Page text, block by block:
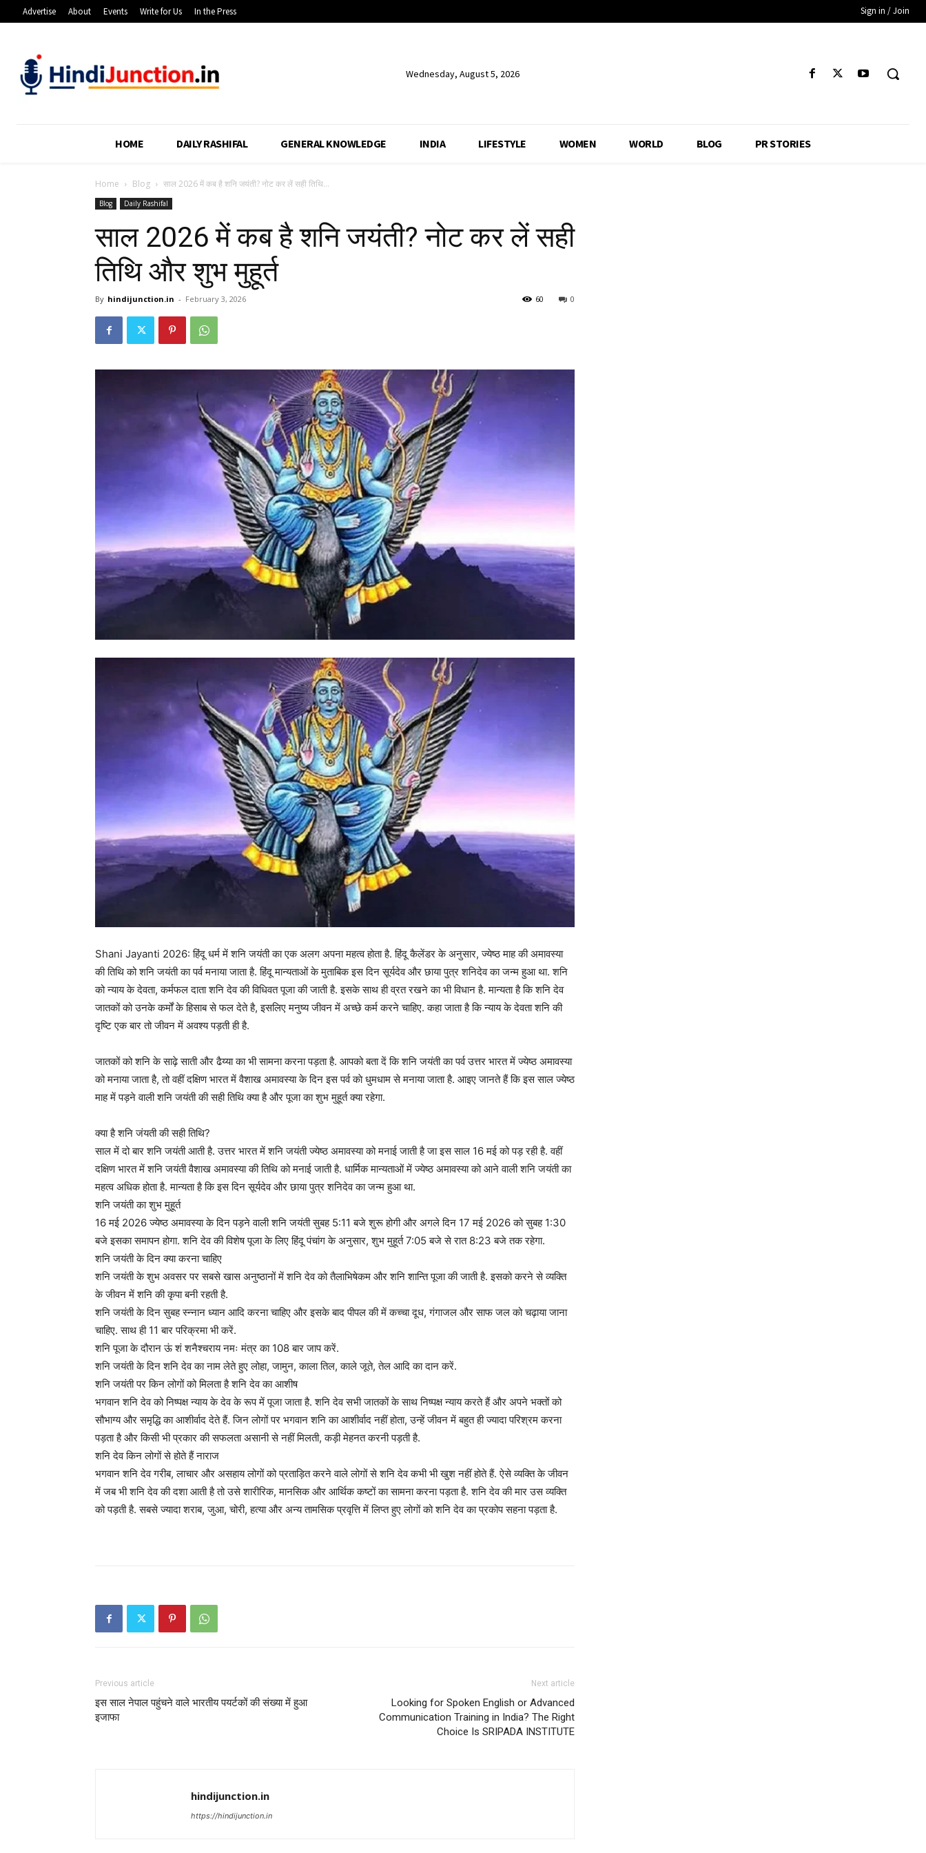
Advertise About Events Write for Us In the Press Sign in / Join
Wednesday, August 5, 2026
HOME DAILY RASHIFAL GENERAL KNOWLEDGE INDIA LIFESTYLE WOMEN WORLD BLOG PR STORIES
Home Blog साल 2026 में कब है शनि जयंती? नोट कर लें सही तिथि...
Blog Daily Rashifal
साल 2026 में कब है शनि जयंती? नोट कर लें सही
तिथि और शुभ मु‍हूर्त
By hindijunction.in - February 3, 2026 0
60
Shani Jayanti 2026: हिंदू धर्म में शनि जयंती का एक अलग अपना महत्व होता है. हिंदू कैलेंडर के अनुसार, ज्येष्ठ माह की अमावस्‍या
की तिथि को शनि जयंती का पर्व मनाया जाता है. हिंदू मान्‍यताओं के मुताबिक इस दिन सूर्यदेव और छाया पुत्र शनिदेव का जन्‍म हुआ था. शनि
को न्‍याय के देवता, कर्मफल दाता शनि देव की विधिवत पूजा की जाती है. इसके साथ ही व्रत रखने का भी विधान है. मान्‍यता है कि शनि देव
जातकों को उनके कर्मों के हिसाब से फल देते है, इसलिए मनुष्‍य जीवन में अच्‍छे कर्म करने चाहिए. कहा जाता है कि न्‍याय के देवता शनि की
दृष्टि एक बार तो जीवन में अवश्‍य पड़ती ही है.
जातकों को शनि के साढ़े साती और ढैय्या का भी सामना करना पड़ता है. आपको बता दें कि शनि जयंती का पर्व उत्तर भारत में ज्येष्ठ अमावस्‍या
को मनाया जाता है, तो वहीं दक्षिण भारत में वैशाख अमावस्‍या के दिन इस पर्व काे धुमधाम से मनाया जाता है. आइए जानते हैं कि इस साल ज्येष्ठ
माह में पड़ने वाली शनि जयंती की सही तिथि क्‍या है और पूजा का शुभ मुहूर्त क्‍या रहेगा.
क्‍या है शनि जंयती की सही तिथि?
साल में दो बार शनि जयंती आती है. उत्तर भारत में शनि जयंती ज्येष्ठ अमावस्‍या को मनाई जाती है जा इस साल 16 मई को पड़ रही है. वहीं
दक्षिण भारत में शनि जयंती वैशाख अमावस्‍या की तिथि को मनाई जाती है. धार्मिक मान्‍यताओं में ज्येष्ठ अमावस्‍या को आने वाली शनि जयंती का
महत्व अधिक होता है. मान्‍यता है कि इस दिन सूर्यदेव और छाया पुत्र शनिदेव का जन्‍म हुआ था.
शनि जयंती का शुभ मुहूर्त
16 मई 2026 ज्येष्ठ अमावस्‍या के दिन पड़ने वाली शनि जयंती सुबह 5:11 बजे शुरू होगी और अगले दिन 17 मई 2026 को सुबह 1:30
बजे इसका समापन होगा. शनि देव की विशेष पूजा के लिए हिंदू पंचांग के अनुसार, शुभ मुहूर्त 7:05 बजे से रात 8:23 बजे तक रहेगा.
शनि जयंती के दिन क्‍या करना चाहिए
शनि जयंती के शुभ अवसर पर सबसे खास अनुष्ठानों में शनि देव को तैलाभिषेकम और शनि शान्ति पूजा की जाती है. इसको करने से व्‍यक्ति
के जीवन में शनि की कृपा बनी रहती है.
शनि जयंती के दिन सुबह स्‍न्नान ध्‍यान आदि करना चाहिए और इसके बाद पीपल की में कच्‍चा दूध, गंगाजल और साफ जल को चढ़ाया जाना
चाहिए. साथ ही 11 बार परिक्रमा भी करें.
शनि पूजा के दौरान ऊं शं शनैश्चराय नमः मंत्र का 108 बार जाप करें.
शनि जयंती के दिन शनि देव का नाम लेते हुए लोहा, जामुन, काला तिल, काले जूते, तेल आदि का दान करें.
शनि जयंती पर किन लोगों को मिलता है शनि देव का आशीष
भगवान शनि देव को निष्पक्ष न्‍याय के देव के रूप में पूजा जाता है. शनि देव सभी जातकों के साथ निष्‍पक्ष न्‍याय करते हैं और अपने भक्तों को
सौभाग्‍य और समृद्धि का आशीर्वाद देते हैं. जिन लोगों पर भगवान शनि का आशीर्वाद नहीं होता, उन्‍हें जीवन में बहुत ही ज्यादा परिश्रम करना
पड़ता है और किसी भी प्रकार की सफलता असानी से नहीं मिलती, कड़ी मेहनत करनी पड़ती है.
शनि देव किन लोगों से होते हैं नाराज
भगवान शनि देव गरीब, लाचार और असहाय लोगों को प्रताड़‍ित करने वाले लोगों से शनि देव कभी भी खुश नहीं होते हैं. ऐसे व्‍यक्ति के जीवन
में जब भी शनि देव की दशा आती है तो उसे शारीरिक, मानसिक और आर्थिक कष्टों का सामना करना पड़ता है. शनि देव की मार उस व्‍यक्ति
को पड़ती है. सबसे ज्यादा शराब, जुआ, चोरी, हत्या और अन्‍य तामसिक प्रवृत्त‍ि में लिप्‍त हुए लोगों को शनि देव का प्रकोप सहना पड़ता है.
Previous article
इस साल नेपाल पहुंचने वाले भारतीय पयर्टकों की संख्या में हुआ
इजाफा
Next article
Looking for Spoken English or Advanced
Communication Training in India? The Right
Choice Is SRIPADA INSTITUTE
hindijunction.in
https://hindijunction.in